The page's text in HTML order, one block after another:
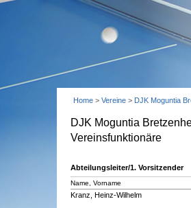
Home > Vereine > DJK Moguntia
DJK Moguntia
Vereinsfunktionäre
Abteilungsleiter/1. Vorsitzender
Name, Vorname
Kranz, Heinz-Wilhelm